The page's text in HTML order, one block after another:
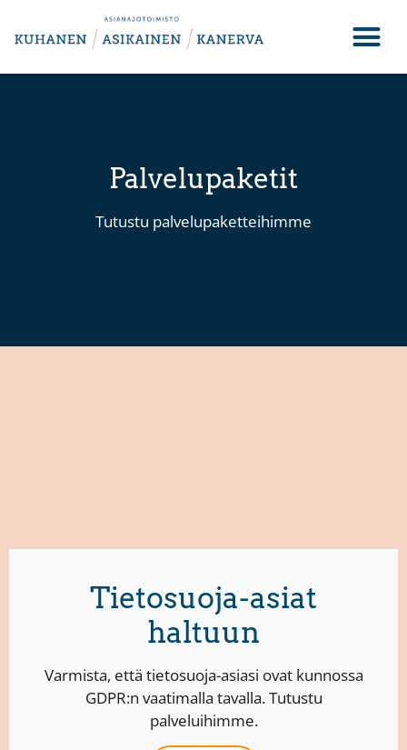
Palvelupaketit
Tutustu palvelupaketteihimme
Tietosuoja-asiat
haltuun
Varmista, että tietosuoja-asiasi ovat kunnossa
GDPR:n vaatimalla tavalla. Tutustu
palveluihimme.